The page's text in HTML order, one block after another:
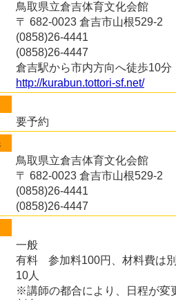
鳥取県立倉吉体育文化会館
〒 682-0023 倉吉市山根529-2
(0858)26-4441
(0858)26-4447
倉吉駅から市内方向へ徒歩10分
http://kurabun.tottori-sf.net/
要予約
鳥取県立倉吉体育文化会館
〒 682-0023 倉吉市山根529-2
(0858)26-4441
(0858)26-4447
一般
有料
参加料100円、材料費は
10人
※講師の都合により、日程が変